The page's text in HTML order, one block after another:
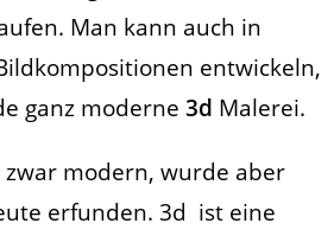
Man kann auch in
entwickeln,
ganz moderne 3d Malerei.
modern, wurde aber
erfunden. 3d ist eine